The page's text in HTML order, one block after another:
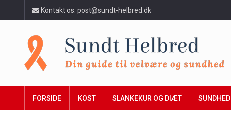
Kontakt os: post@sundt-helbred.dk
FORSIDE KOST SLANKEKUR OG DIÆT SUNDHED